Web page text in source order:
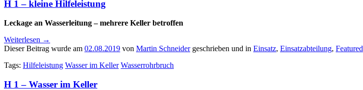
H 1 – kleine Hilfeleistung
Leckage an Wasserleitung – mehrere Keller betroffen
Weiterlesen →
Dieser Beitrag wurde am 02.08.2019 von Martin Schneidergeschrieben und in Einsatz, Einsatzabteilung, Featured
Tags: Hilfeleistung Wasser im Keller Wasserrohrbruch
H 1 – Wasser im Keller